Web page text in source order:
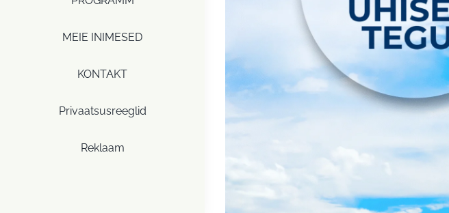
MEIE INIMESED
KONTAKT
Privaatsusreeglid
Reklaam